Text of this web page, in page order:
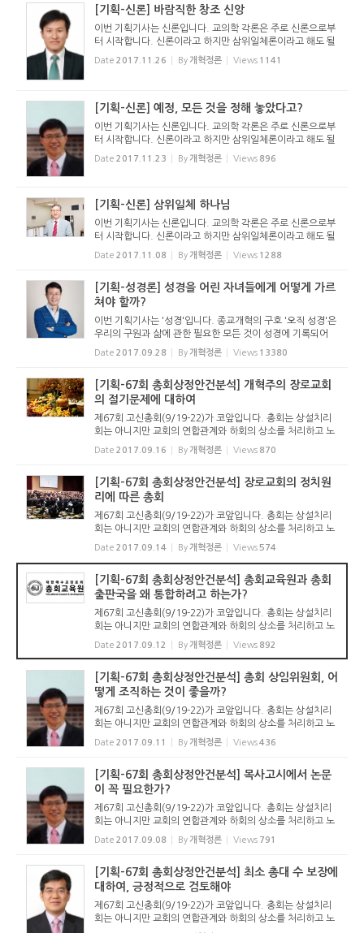
[기획-신론] 바람직한 창조 신앙
이번 기획기사는 신론입니다. 교의학 각론은 주로 신론으로부
터 시작합니다. 신론이라고 하지만 삼위일체론이라고 해도 될
것입니다. 유대교, 기독교, 이슬람이 다같이 유일신론을 가지
고 있지만 너무나 다른 종교이기 때문입니다. 칼빈 선생은 하
Date 2017.11.26 By 개혁정론 Views 1141
[기획-신론] 예정, 모든 것을 정해 놓았다고?
이번 기획기사는 신론입니다. 교의학 각론은 주로 신론으로부
터 시작합니다. 신론이라고 하지만 삼위일체론이라고 해도 될
것입니다. 유대교, 기독교, 이슬람이 다같이 유일신론을 가지
고 있지만 너무나 다른 종교이기 때문입니다. 칼빈 선생은 하
Date 2017.11.23 By 개혁정론 Views 896
[기획-신론] 삼위일체 하나님
이번 기획기사는 신론입니다. 교의학 각론은 주로 신론으로부
터 시작합니다. 신론이라고 하지만 삼위일체론이라고 해도 될
것입니다. 유대교, 기독교, 이슬람이 다같이 유일신론을 가지
고 있지만 너무나 다른 종교이기 때문입니다. 칼빈 선생은 하
Date 2017.11.08 By 개혁정론 Views 1288
[기획-성경론] 성경을 어린 자녀들에게 어떻게 가르
쳐야 할까?
이번 기획기사는 '성경'입니다. 종교개혁의 구호 '오직 성경'은
우리의 구원과 삶에 관한 필요한 모든 것이 성경에 기록되어
있다는 확신입니다. 하나님께서는 공중에서 사라지는 음성이
아니라 문자로 기록된 말씀을 주셔서 하나님의 뜻을 ...
Date 2017.09.28 By 개혁정론 Views 13380
[기획-67회 총회상정안건분석] 개혁주의 장로교회
의 절기문제에 대하여
제67회 고신총회(9/19-22)가 코앞입니다. 총회는 상설치리
회는 아니지만 교회의 연합관계와 하회의 상소를 처리하고 노
회구역제정, 목회자양성기관을 설립 운영하는 것을 위해 모입
니다. 노회에서 파송된 총대들이 노회와 임원회를 비롯한 각
Date 2017.09.16 By 개혁정론 Views 870
[기획-67회 총회상정안건분석] 장로교회의 정치원
리에 따른 총회
제67회 고신총회(9/19-22)가 코앞입니다. 총회는 상설치리
회는 아니지만 교회의 연합관계와 하회의 상소를 처리하고 노
회구역제정, 목회자양성기관을 설립 운영하는 것을 위해 모입
니다. 노회에서 파송된 총대들이 노회와 임원회를 비롯한 각
Date 2017.09.14 By 개혁정론 Views 574
[기획-67회 총회상정안건분석] 총회교육원과 총회
출판국을 왜 통합하려고 하는가?
제67회 고신총회(9/19-22)가 코앞입니다. 총회는 상설치리
회는 아니지만 교회의 연합관계와 하회의 상소를 처리하고 노
회구역제정, 목회자양성기관을 설립 운영하는 것을 위해 모입
니다. 노회에서 파송된 총대들이 노회와 임원회를 비롯한 각
Date 2017.09.12 By 개혁정론 Views 892
[기획-67회 총회상정안건분석] 총회 상임위원회, 어
떻게 조직하는 것이 좋을까?
제67회 고신총회(9/19-22)가 코앞입니다. 총회는 상설치리
회는 아니지만 교회의 연합관계와 하회의 상소를 처리하고 노
회구역제정, 목회자양성기관을 설립 운영하는 것을 위해 모입
니다. 노회에서 파송된 총대들이 노회와 임원회를 비롯한 각
Date 2017.09.11 By 개혁정론 Views436
[기획-67회 총회상정안건분석] 목사고시에서 논문
이 꼭 필요한가?
제67회 고신총회(9/19-22)가 코앞입니다. 총회는 상설치리
회는 아니지만 교회의 연합관계와 하회의 상소를 처리하고 노
회구역제정, 목회자양성기관을 설립 운영하는 것을 위해 모입
니다. 노회에서 파송된 총대들이 노회와 임원회를 비롯한 각
Date 2017.09.08 By 개혁정론 Views 791
[기획-67회 총회상정안건분석] 최소 총대 수 보장에
대하여, 긍정적으로 검토해야
제67회 고신총회(9/19-22)가 코앞입니다. 총회는 상설치리
회는 아니지만 교회의 연합관계와 하회의 상소를 처리하고 노